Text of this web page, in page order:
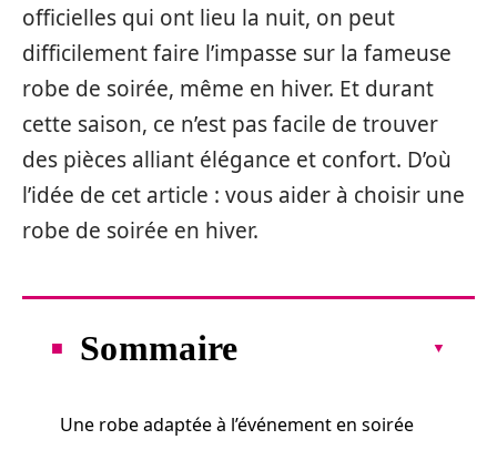
officielles qui ont lieu la nuit, on peut
difficilement faire l’impasse sur la fameuse
robe de soirée, même en hiver. Et durant
cette saison, ce n’est pas facile de trouver
des pièces alliant élégance et confort. D’où
l’idée de cet article : vous aider à choisir une
robe de soirée en hiver.
Sommaire
Une robe adaptée à l’événement en soirée